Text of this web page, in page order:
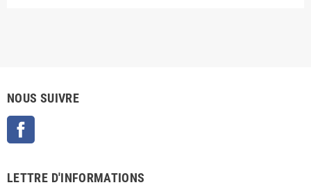
NOUS SUIVRE
LETTRE D'INFORMATIONS